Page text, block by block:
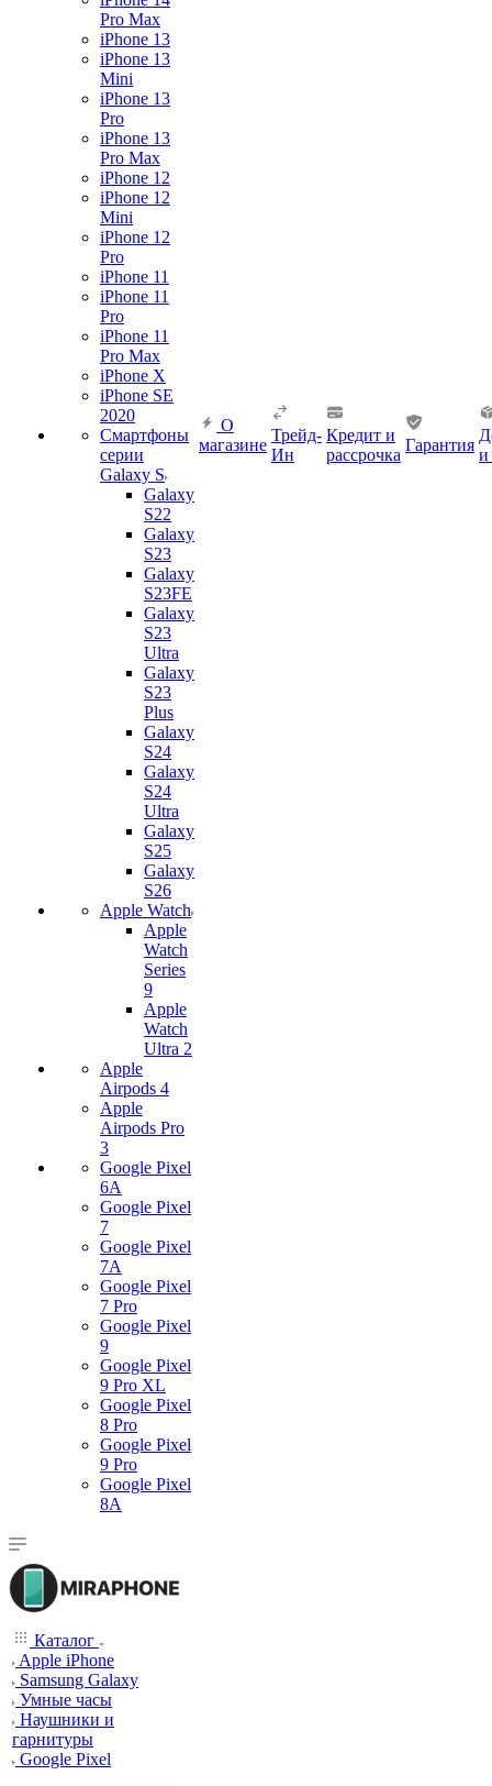
Pro Max
iPhone 13
iPhone 13
Mini
iPhone 13
Pro
iPhone 13
Pro Max
iPhone 12
iPhone 12
Mini
iPhone 12
Pro
iPhone 11
iPhone 11
Pro
iPhone 11
Pro Max
iPhone X
iPhone SE
2020
Смартфоны
серии
Galaxy S
Galaxy
S22
Galaxy
S23
Galaxy
S23FE
Galaxy
S23
Ultra
Galaxy
S23
Plus
Galaxy
S24
Galaxy
S24
Ultra
Galaxy
S25
Galaxy
S26
Apple Watch
Apple
Watch
Series
9
Apple
Watch
Ultra 2
Apple
Airpods 4
Apple
Airpods Pro
3
Google Pixel
6A
Google Pixel
7
Google Pixel
7А
Google Pixel
7 Pro
Google Pixel
9
Google Pixel
9 Pro XL
Google Pixel
8 Pro
Google Pixel
9 Pro
Google Pixel
8A
О
магазине
Трейд-
Ин
Кредит и
рассрочка
Гарантия
и
Каталог
Apple iPhone
Samsung Galaxy
Умные часы
Наушники и
гарнитуры
Google Pixel